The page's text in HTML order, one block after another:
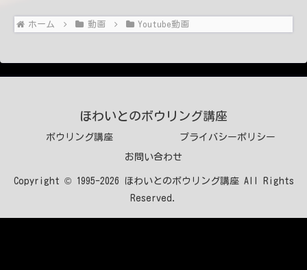
ホーム 動画 Youtube動画
ほわいとのボウリング講座
ボウリング講座 プライバシーポリシー
お問い合わせ
Copyright © 1995-2026 ほわいとのボウリング講座 All Rights
Reserved.